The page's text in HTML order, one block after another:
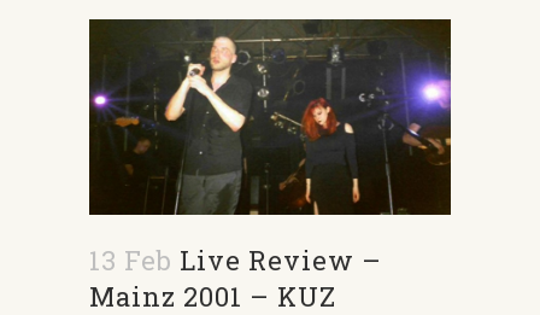
13 Feb Live Review –
Mainz 2001 – KUZ